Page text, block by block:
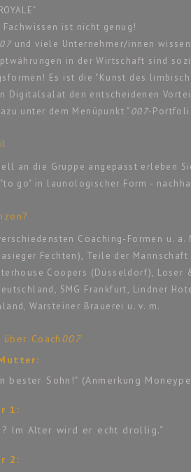
Fachwissen ist nicht genug!
und viele Unternehmer/innen
in der Wirtschaft sind
Es ist die "Kunst des
Digitalsalat den entscheidenen
unter dem Menüpunkt "007-
an die Gruppe angepasst erleben
"to go" in launologischer Form -
Coaching-Formen u.
Fechten), Teile der
Coopers (Düsseldorf), Loser
SMG Frankfurt, Lindner
Warsteiner Brauerei u. v. m.
Coach 007
bester Sohn!" (Anmerkung
1:
Im Alter wird er echt drollig.“
2: